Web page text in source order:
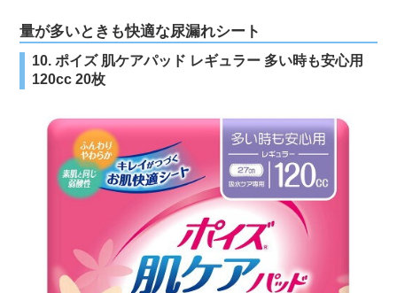
量が多いときも快適な尿漏れシート
10. ポイズ 肌ケアパッド レギュラー 多い時も安心用
120cc 20枚